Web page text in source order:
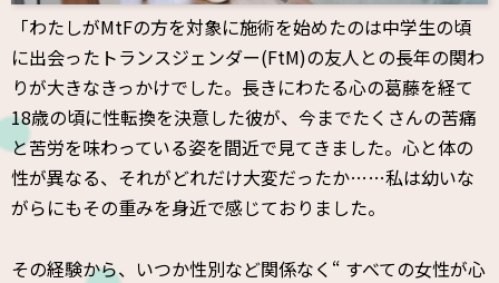
「わたしがMtFの方を対象に施術を始めたのは中学生の頃
に出会ったトランスジェンダー(FtM)の友人との長年の関わ
りが大きなきっかけでした。長きにわたる心の葛藤を経て
18歳の頃に性転換を決意した彼が、今までたくさんの苦痛
と苦労を味わっている姿を間近で見てきました。心と体の
性が異なる、それがどれだけ大変だったか……私は幼いな
がらにもその重みを身近で感じておりました。
その経験から、いつか性別など関係なく“ すべての女性が心